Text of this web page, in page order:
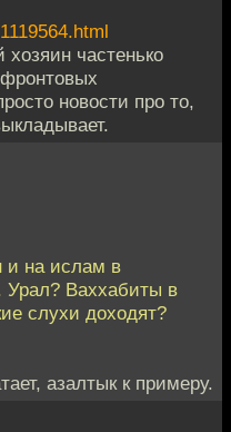
частенько
новости про то,
и на ислам в
Ваххабиты в
слухи доходят?
азалтык к примеру.